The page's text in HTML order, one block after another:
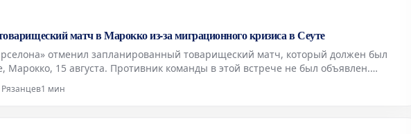
матч в Марокко из-за миграционного кризиса в Сеуте
отменил запланированный товарищеский матч, который должен был
Марокко, 15 августа. Противник команды в этой встрече не был объявлен.
с миграционным кризисом и трагическими событиями, произошедшими в
Рязанцев1 мин